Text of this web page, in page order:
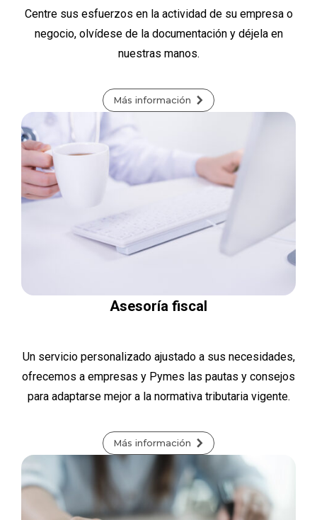
Centre sus esfuerzos en la actividad de su empresa o
negocio, olvídese de la documentación y déjela en
nuestras manos.
Más información
Asesoría fiscal
Un servicio personalizado ajustado a sus necesidades,
ofrecemos a empresas y Pymes las pautas y consejos
para adaptarse mejor a la normativa tributaria vigente.
Más información